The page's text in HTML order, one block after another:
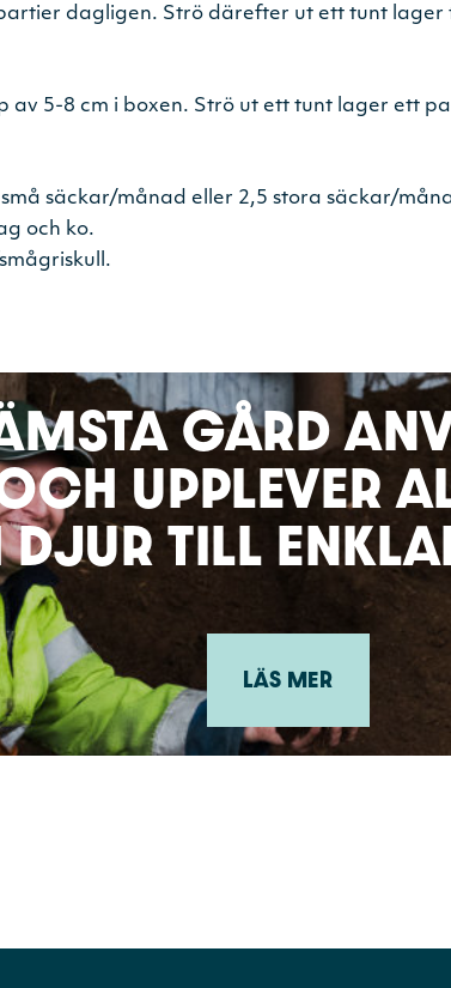
dagligen. Strö därefter ut ett tunt lager
av 5-8 cm i boxen. Strö ut ett tunt lager ett
säckar/månad eller 2,5 stora säckar/
och ko.
GÅRD
UPPLEVER
TILL
LÄS MER